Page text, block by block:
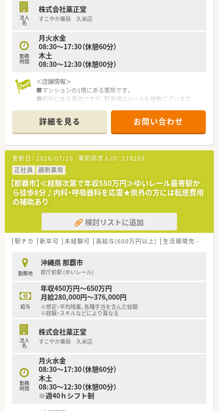
法人
名
株式会社薬正堂
すこやか薬局 久米店
勤務
時間
月火水金
08:30～17:30（休憩60分）
木土
08:30～12:30（休憩00分）
＜店舗情報＞
■マンションの1階にある薬局です。
■街中にある薬局ですが、駐車場スペースも複数ございます。
るい雰囲気の薬局です。
■周辺にはコンビニや飲食店・公園もあり休憩時には便利な立地
です。
■1日80～100枚の処方箋を応需！近隣の内科・呼吸器科クリニッ
クからメインで応需しており応需先との関係も良好のため疑似
照会しやすい環境です。
≪こんな会社です≫
■沖縄県内に39店舗展開しており、沖縄では最大手の薬局です。
【2022.11現時点】
現在、半数以上の20店舗以上の店舗で在宅業務も行っています。
沖縄では在宅実績No.1の会社です。
県内に店舗が多数のため、ヘルプ体制も充実しています。
現場で管理薬剤師業務以外にも、エリアマネージャーやブロック
長もおり、人事や会社の経営にもキャリアップできる環境もござ
平成20年には大手チェーンのクオールと資本提携しより質の高
いサービスの提供で地域貢献をされています。
総合病院の門前薬局から、様々なクリニックの門前に店舗がある
ため、幅広い処方の経験が積める環境です。
■薬剤師業務に専念できる環境
医療事務と他に「フロア・コンシェルジュ」を配置しており、待合
様々なサポートを行っています。そのため、薬剤師は本来の「調
剤・監査・投薬」業務に専念できる環境が整っています。
薬剤師のスキル度合いに応じた研修体制がございます。
入社時オリエンテーションの実施や、各ご経験に応じて社内の研
修制度をご利用頂けます。
また、ブランクある方向けのリベンジ研修もあり、復帰に向けた
サポート体制もしっかり整っております。新入社員においては、
詳細を見る お問い合わせ
更新日： 2026/07/10 薬剤師求人ID： 178265
正社員
調剤薬局
【那覇市】≪経験次第で年収550万円≫ゆいレール最寄駅か
ら徒歩8分♪内科・呼吸器科を応需★県外の方には転居費用
の補助あり
検討リストに追加
駅チカ 新卒可 未経験可 高給与(600万円以上) 生活環境充実
勤務地
沖縄県 那覇市
県庁前駅 (ゆいレール)
給与
年収450万円～650万円
月給280,000円～376,000円
※想定・平均残業、各種手当を含んだ総額
※経験・スキルなどにより異なる
法人
名
株式会社薬正堂
すこやか薬局 久米店
勤務
時間
月火水金
08:30～17:30（休憩60分）
木土
08:30～12:30（休憩00分）
※週40ｈシフト制